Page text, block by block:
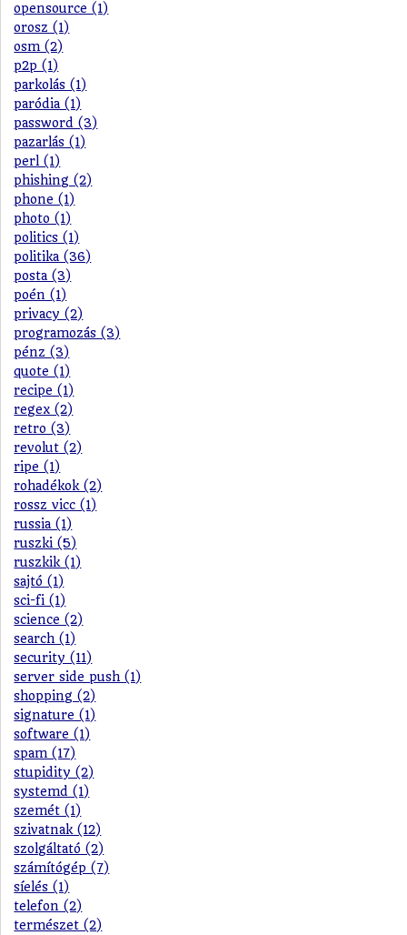
opensource (1)
orosz (1)
osm (2)
p2p (1)
parkolás (1)
paródia (1)
password (3)
pazarlás (1)
perl (1)
phishing (2)
phone (1)
photo (1)
politics (1)
politika (36)
posta (3)
poén (1)
privacy (2)
programozás (3)
pénz (3)
quote (1)
recipe (1)
regex (2)
retro (3)
revolut (2)
ripe (1)
rohadékok (2)
rossz vicc (1)
russia (1)
ruszki (5)
ruszkik (1)
sajtó (1)
sci-fi (1)
science (2)
search (1)
security (11)
server side push (1)
shopping (2)
signature (1)
software (1)
spam (17)
stupidity (2)
systemd (1)
szemét (1)
szivatnak (12)
szolgáltató (2)
számítógép (7)
síelés (1)
telefon (2)
természet (2)